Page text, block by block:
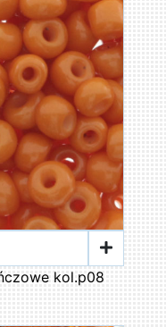
kol.p08